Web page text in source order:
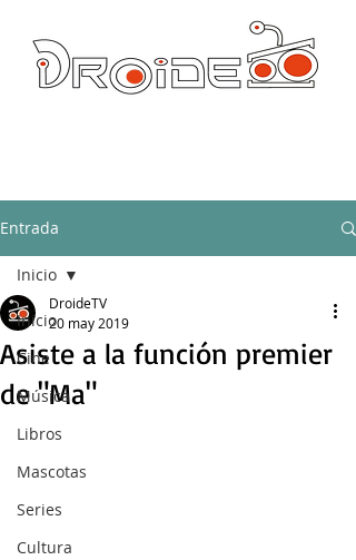
Entrada
Inicio
Cine
Música
Libros
Mascotas
Series
Cultura
Inicio
Asiste a la función premier
de "Ma"
DroideTV
20 may 2019